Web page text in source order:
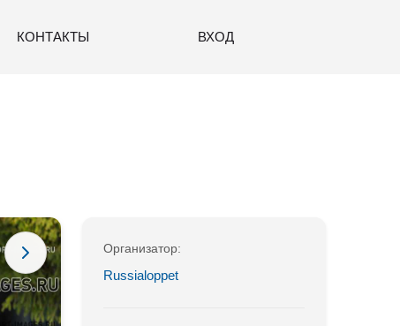
КОНТАКТЫ ВХОД
Организатор:
Russialoppet